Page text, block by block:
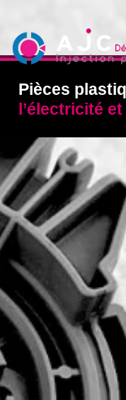
Pièces
l’électricité